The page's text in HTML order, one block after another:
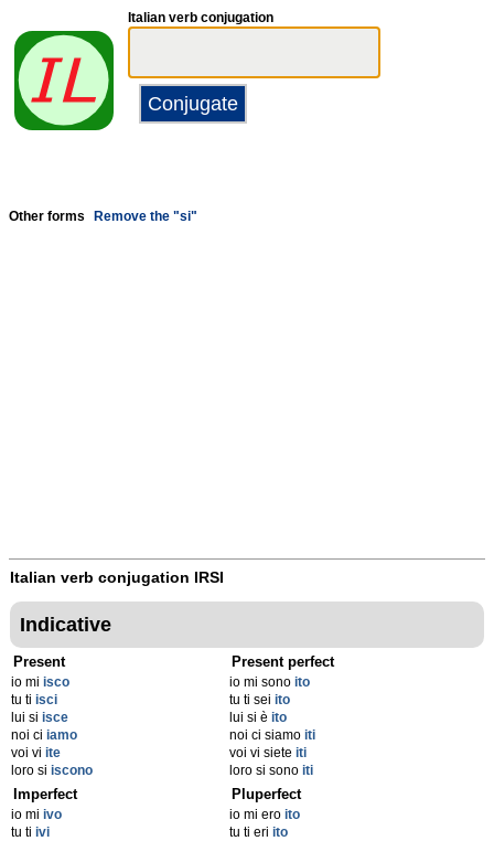
Italian verb conjugation
Other forms Remove the "si"
Italian verb conjugation IRSI
Indicative
Present
io mi isco
tu ti isci
lui si isce
noi ci iamo
voi vi ite
loro si iscono
Present perfect
io mi sonoito
tu ti seiito
lui si èito
noi ci siamoiti
voi vi sieteiti
loro si sonoiti
Imperfect
io mi ivo
tu ti ivi
Pluperfect
io mi eroito
tu ti eriito